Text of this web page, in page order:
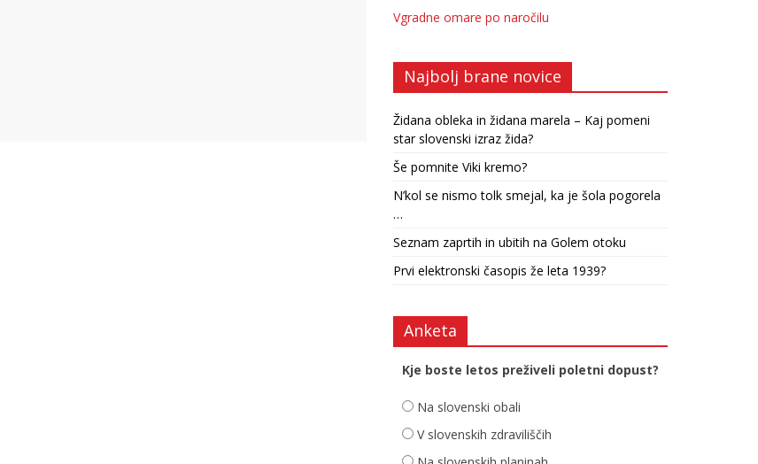
Vgradne omare po naročilu
Najbolj brane novice
Židana obleka in židana marela – Kaj pomeni
star slovenski izraz žida?
Še pomnite Viki kremo?
N’kol se nismo tolk smejal, ka je šola pogorela
…
Seznam zaprtih in ubitih na Golem otoku
Prvi elektronski časopis že leta 1939?
Anketa
Kje boste letos preživeli poletni dopust?
Na slovenski obali
V slovenskih zdraviliščih